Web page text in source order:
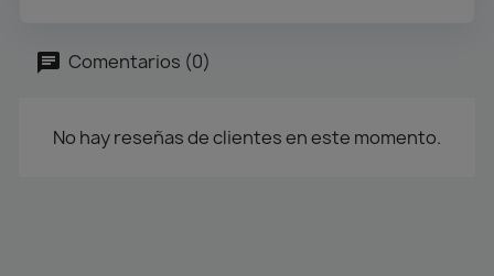
Comentarios (0)
No hay reseñas de clientes en este momento.